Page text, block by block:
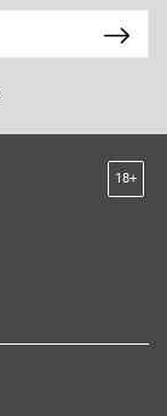
18+